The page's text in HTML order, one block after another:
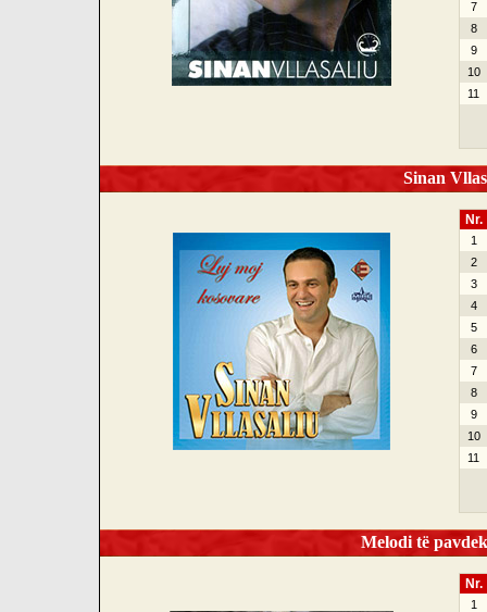
7
8
9
10
11
Sinan
Nr.
1
2
3
4
5
6
7
8
9
10
11
Melodi të
Nr.
1